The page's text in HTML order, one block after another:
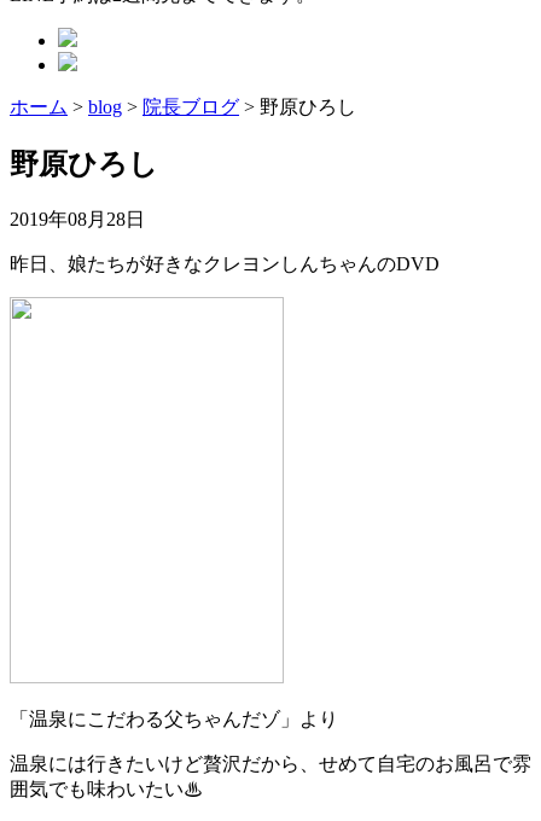
ホーム > blog > 院長ブログ > 野原ひろし
野原ひろし
2019年08月28日
昨日、娘たちが好きなクレヨンしんちゃんのDVD
「温泉にこだわる父ちゃんだゾ」より
温泉には行きたいけど贅沢だから、せめて自宅のお風呂で雰
囲気でも味わいたい♨︎